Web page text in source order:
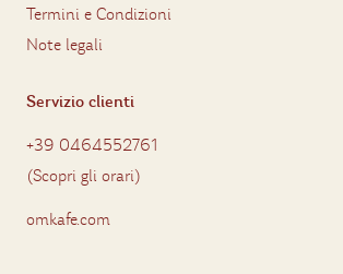
Termini e Condizioni
Note legali
Servizio clienti
+39 0464552761
(Scopri gli orari)
omkafe.com